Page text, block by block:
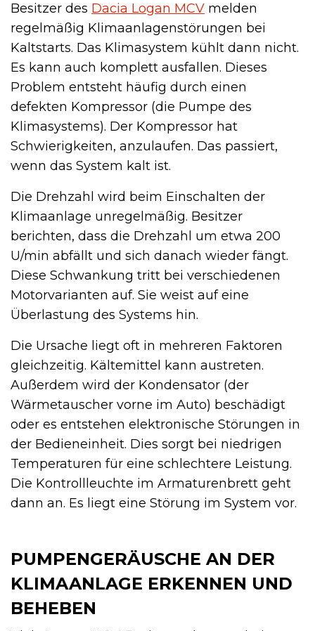
Besitzer des Dacia Logan MCV melden
regelmäßig Klimaanlagenstörungen bei
Kaltstarts. Das Klimasystem kühlt dann nicht.
Es kann auch komplett ausfallen. Dieses
Problem entsteht häufig durch einen
defekten Kompressor (die Pumpe des
Klimasystems). Der Kompressor hat
Schwierigkeiten, anzulaufen. Das passiert,
wenn das System kalt ist.
Die Drehzahl wird beim Einschalten der
Klimaanlage unregelmäßig. Besitzer
berichten, dass die Drehzahl um etwa 200
U/min abfällt und sich danach wieder fängt.
Diese Schwankung tritt bei verschiedenen
Motorvarianten auf. Sie weist auf eine
Überlastung des Systems hin.
Die Ursache liegt oft in mehreren Faktoren
gleichzeitig. Kältemittel kann austreten.
Außerdem wird der Kondensator (der
Wärmetauscher vorne im Auto) beschädigt
oder es entstehen elektronische Störungen in
der Bedieneinheit. Dies sorgt bei niedrigen
Temperaturen für eine schlechtere Leistung.
Die Kontrollleuchte im Armaturenbrett geht
dann an. Es liegt eine Störung im System vor.
PUMPENGERÄUSCHE AN DER
KLIMAANLAGE ERKENNEN UND
BEHEBEN